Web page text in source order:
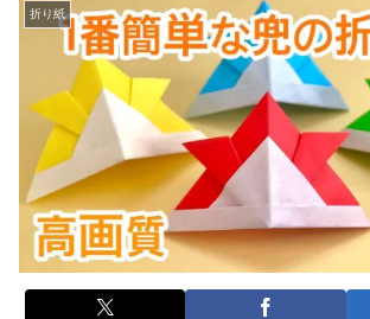
折り紙